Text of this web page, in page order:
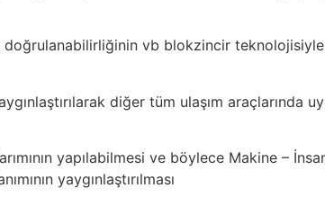
vb blokzincir teknolojisiyle
diğer tüm ulaşım araçlarında
yapılabilmesi ve böylece Makine –
yaygınlaştırılması